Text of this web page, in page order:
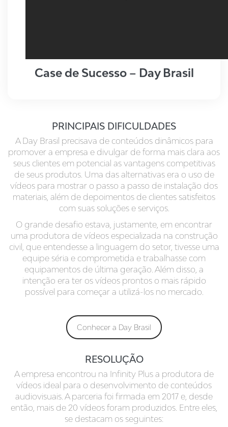
Case de Sucesso – Day Brasil
PRINCIPAIS DIFICULDADES
A Day Brasil precisava de conteúdos dinâmicos para
promover a empresa e divulgar de forma mais clara aos
seus clientes em potencial as vantagens competitivas
de seus produtos. Uma das alternativas era o uso de
vídeos para mostrar o passo a passo de instalação dos
materiais, além de depoimentos de clientes satisfeitos
com suas soluções e serviços.
O grande desafio estava, justamente, em encontrar
uma produtora de vídeos especializada na construção
civil, que entendesse a linguagem do setor, tivesse uma
equipe séria e comprometida e trabalhasse com
equipamentos de última geração. Além disso, a
intenção era ter os vídeos prontos o mais rápido
possível para começar a utilizá-los no mercado.
Conhecer a Day Brasil
RESOLUÇÃO
A empresa encontrou na Infinity Plus a produtora de
vídeos ideal para o desenvolvimento de conteúdos
audiovisuais. A parceria foi firmada em 2017 e, desde
então, mais de 20 vídeos foram produzidos. Entre eles,
se destacam os seguintes: